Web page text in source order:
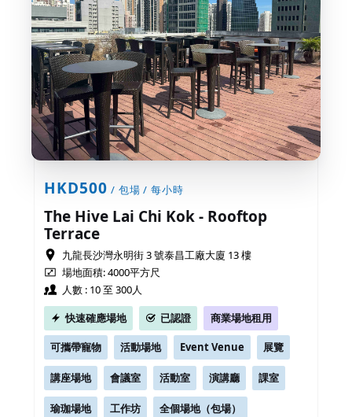
HKD500 / 包場 / 每小時
The Hive Lai Chi Kok - Rooftop
Terrace
九龍長沙灣永明街 3 號泰昌工廠大廈 13 樓
場地面積: 4000平方尺
人數 : 10 至 300人
快速確應場地
已認證 商業場地租用
可攜帶寵物 活動場地 Event Venue 展覽
講座場地 會議室 活動室 演講廳 課室
瑜珈場地 工作坊 全個場地（包場）